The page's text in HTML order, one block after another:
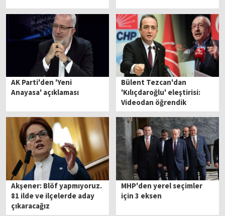
AK Parti'den 'Yeni
Anayasa' açıklaması
Bülent Tezcan'dan
'Kılıçdaroğlu' eleştirisi:
Videodan öğrendik
Akşener: Blöf yapmıyoruz.
81 ilde ve ilçelerde aday
çıkaracağız
MHP'den yerel seçimler
için 3 eksen